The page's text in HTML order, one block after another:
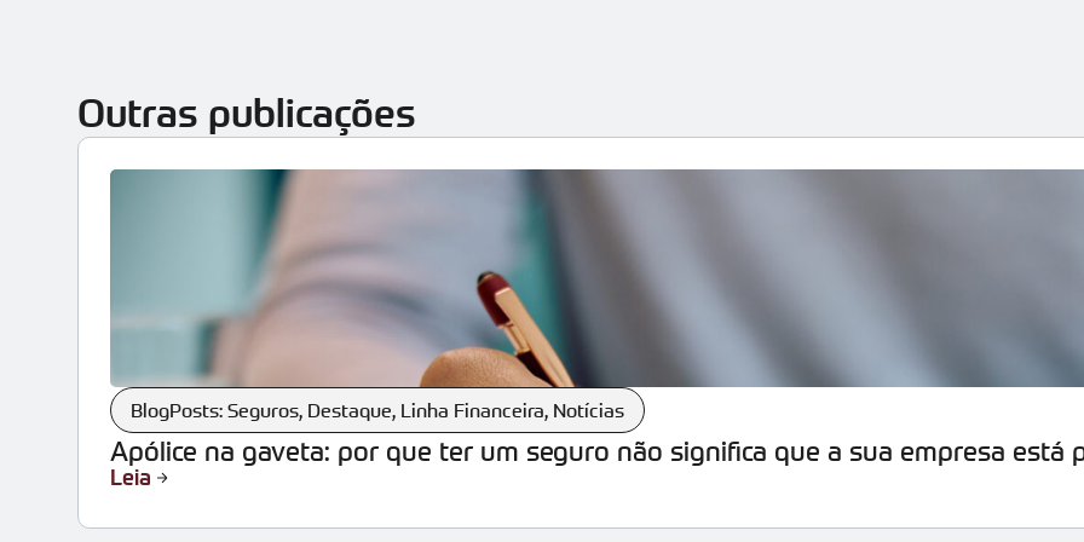
Outras publicações
BlogPosts: Seguros, Destaque, Linha Financeira, Notícias
Apólice na gaveta: por que ter um seguro não significa que a sua empresa está
Leia